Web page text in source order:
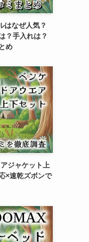
はなぜ人気？
？手入れは？
め
ジャケット上
×速乾ズボンで